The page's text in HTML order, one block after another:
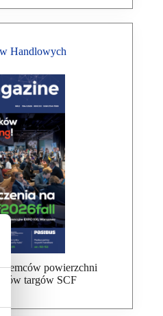
Handlowych
powierzchni
targów SCF